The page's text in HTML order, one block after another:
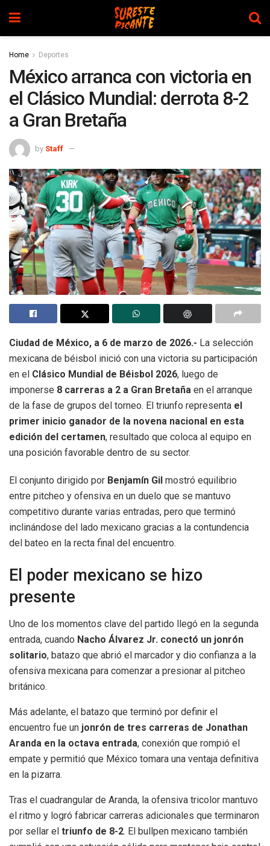
Home Deportes
México arranca con victoria en
el Clásico Mundial: derrota 8-2
a Gran Bretaña
by Staff
Ciudad de México, a 6 de marzo de 2026.- La selección
mexicana de béisbol inició con una victoria su participación
en el Clásico Mundial de Béisbol 2026, luego de
imponerse 8 carreras a 2 a Gran Bretaña en el arranque
de la fase de grupos del torneo. El triunfo representa el
primer inicio ganador de la novena nacional en esta
edición del certamen, resultado que coloca al equipo en
una posición favorable dentro de su sector.
El conjunto dirigido por Benjamín Gil mostró equilibrio
entre pitcheo y ofensiva en un duelo que se mantuvo
competitivo durante varias entradas, pero que terminó
inclinándose del lado mexicano gracias a la contundencia
del bateo en la recta final del encuentro.
El poder mexicano se hizo
presente
Uno de los momentos clave del partido llegó en la segunda
entrada, cuando Nacho Álvarez Jr. conectó un jonrón
solitario, batazo que abrió el marcador y dio confianza a la
ofensiva mexicana para comenzar a presionar al pitcheo
británico.
Más adelante, el batazo que terminó por definir el
encuentro fue un jonrón de tres carreras de Jonathan
Aranda en la octava entrada, conexión que rompió el
empate y permitió que México tomara una ventaja definitiva
en la pizarra.
Tras el cuadrangular de Aranda, la ofensiva tricolor mantuvo
el ritmo y logró fabricar carreras adicionales que terminaron
por sellar el triunfo de 8-2. El bullpen mexicano también